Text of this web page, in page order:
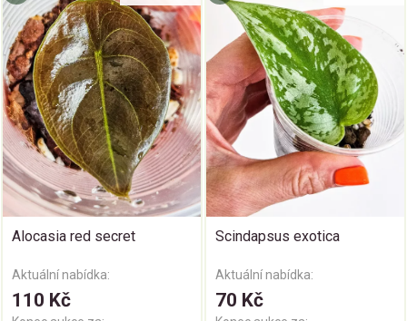
Alocasia red secret
Aktuální nabídka:
110 Kč
Scindapsus exotica
Aktuální nabídka:
70 Kč